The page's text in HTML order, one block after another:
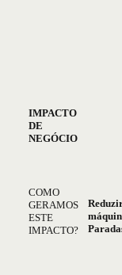
IMPACTO
DE
NEGÓCIO
COMO
GERAMOS
ESTE
IMPACTO?